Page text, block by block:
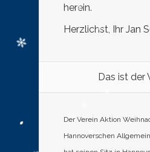
herein.
Herzlichst, Ihr Jan
Das ist der
Der Verein Aktion
Hannoverschen